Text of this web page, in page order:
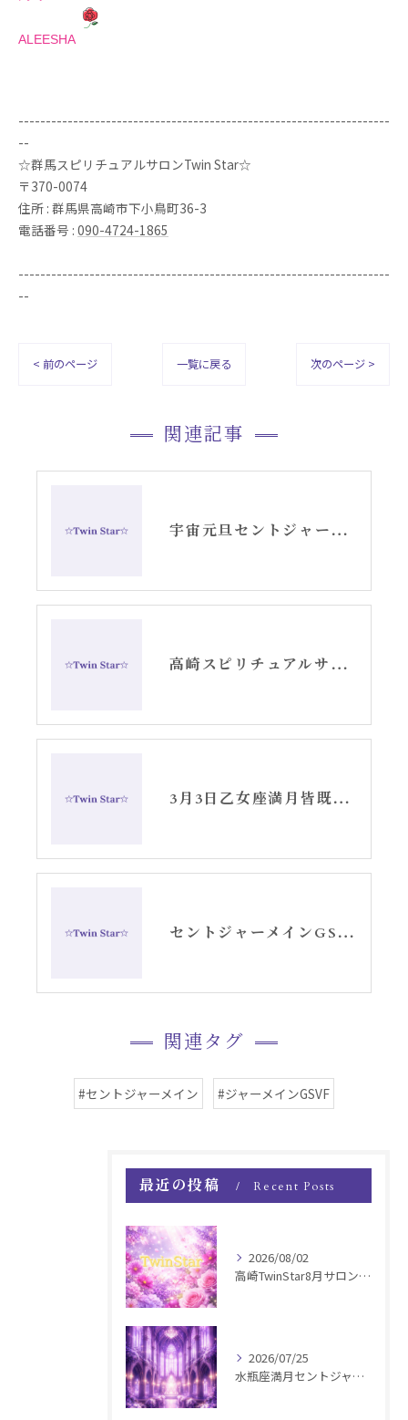
ALEESHA
--------------------------------------------------------------------
--
☆群馬スピリチュアルサロンTwin Star☆
〒370-0074
住所 : 群馬県高崎市下小鳥町36-3
電話番号 : 090-4724-1865
--------------------------------------------------------------------
--
< 前のページ 一覧に戻る 次のページ >
関連記事
宇宙元旦セントジャーメイン愛の学校開いたします
高崎スピリチュアルサロンTwinStar3月お知らせ
3月3日乙女座満月皆既月食セントジャーメインGSVF遠隔お知らせ
セントジャーメインGSVF魚座新月一斉無料遠隔ヒーリングありがとうございました。
関連タグ
#セントジャーメイン #ジャーメインGSVF
最近の投稿 Recent Posts
2026/08/02
高崎TwinStar8月サロンお知らせ
2026/07/25
水瓶座満月セントジャーメインGSVF遠隔お知らせ